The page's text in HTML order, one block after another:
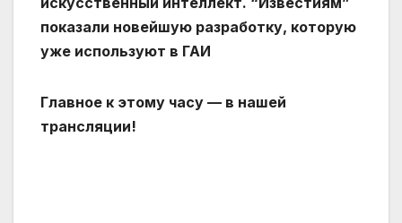
показали новейшую разработку, которую
уже используют в ГАИ
Главное к этому часу — в нашей
трансляции!